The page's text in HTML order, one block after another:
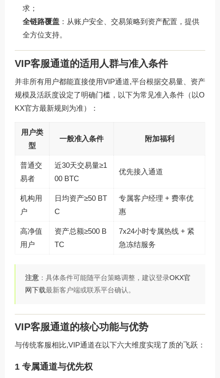
求；
全链路覆盖 ：从账户安全、交易策略到资产配置，提供
全方位支持。
VIP客服通道的适用人群与准入条件
并非所有用户都能直接使用VIP通道,平台根据交易量、资产
规模及活跃度设定了明确门槛，以下为常见准入条件（以O
KX官方最新规则为准）：
用户类
型
一般准入条件 附加福利
普通交
易者
近30天交易量≥1
00 BTC
优先接入通道
机构用
户
日均资产≥50 BT
C
专属客户经理 + 费率优
惠
高净值
用户
资产总额≥500 B
TC
7x24小时专属热线 + 紧
急冻结服务
注意 ：具体条件可能随平台策略调整，建议登录OKX官
网下载最新客户端或联系平台确认。
VIP客服通道的核心功能与优势
与传统客服相比,VIP通道在以下六大维度实现了质的飞跃：
1 专属通道与优先权